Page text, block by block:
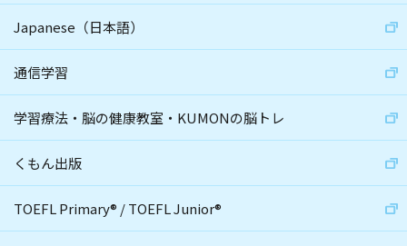
Japanese（日本語）
通信学習
学習療法・脳の健康教室・KUMONの脳トレ
くもん出版
TOEFL Primary® /TOEFL Junior®